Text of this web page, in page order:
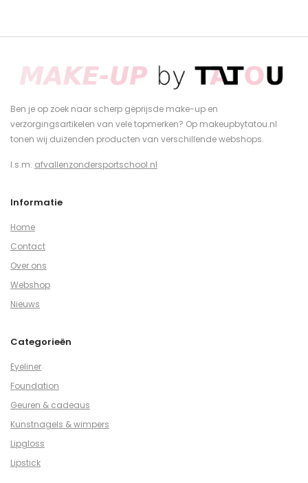
Ben je op zoek naar scherp geprijsde make-up en
verzorgingsartikelen van vele topmerken? Op makeupbytatou.nl
tonen wij duizenden producten van verschillende webshops.
I.s.m. afvallenzondersportschool.nl
Informatie
Home
Contact
Over ons
Webshop
Nieuws
Categorieën
Eyeliner
Foundation
Geuren & cadeaus
Kunstnagels & wimpers
Lipgloss
Lipstick